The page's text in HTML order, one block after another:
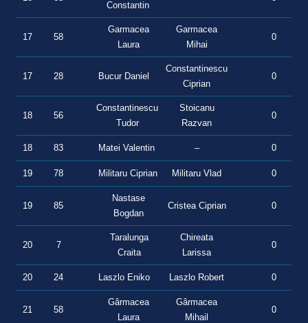
Constantin
17 58
Garmacea
Laura
Garmacea
Mihai
0
17 28 Bucur Daniel
Constantinescu
Ciprian
0
18 56
Constantinescu
Tudor
Stoicanu
Razvan
0
18 83 Matei Valentin – 0
19 78 Militaru Ciprian Militaru Vlad 0
19 85
Nastase
Bogdan
Cristea Ciprian 0
20 7
Taralunga
Craita
Chireata
Larissa
0
20 24 Laszlo Eniko Laszlo Robert 0
21 58
Gârmacea
Laura
Gârmacea
Mihail
0